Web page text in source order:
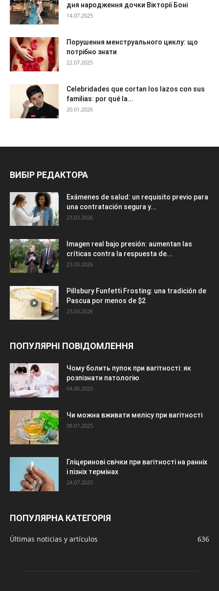
дня народження дочки Вікторії Боні
14.07.2025
Порушення менструального циклу: що
потрібно знати
22.07.2025
Celebridades que cortan los lazos con sus
familias: por qué la...
20.01.2026
ВИБІР РЕДАКТОРА
Exámenes de salud: un requisito previo para
una contratación segura y...
23.03.2026
Imagen real bajo presión: aumentan las
críticas contra la respuesta de...
23.03.2026
Pillsbury Funfetti Frosting: una tradición de
Pascua por menos de $2
23.03.2026
ПОПУЛЯРНІ ПОВІДОМЛЕННЯ
Чому болить пупок при вагітності: як
розпізнати патологію
04.06.2025
Чи можна вживати мелісу при вагітності
08.07.2025
Гліцеринові свічки при вагітності на ранніх
і пізніх термінах
24.07.2025
ПОПУЛЯРНА КАТЕГОРІЯ
Últimas noticias y artículos 636